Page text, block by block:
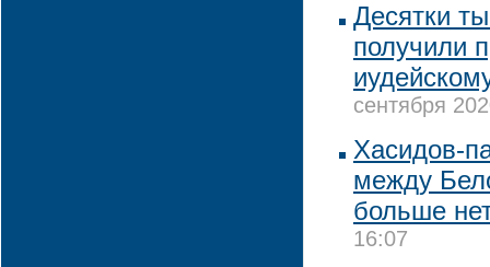
Десятки
получили
сентября
Хасидов-
между
больше
16:07